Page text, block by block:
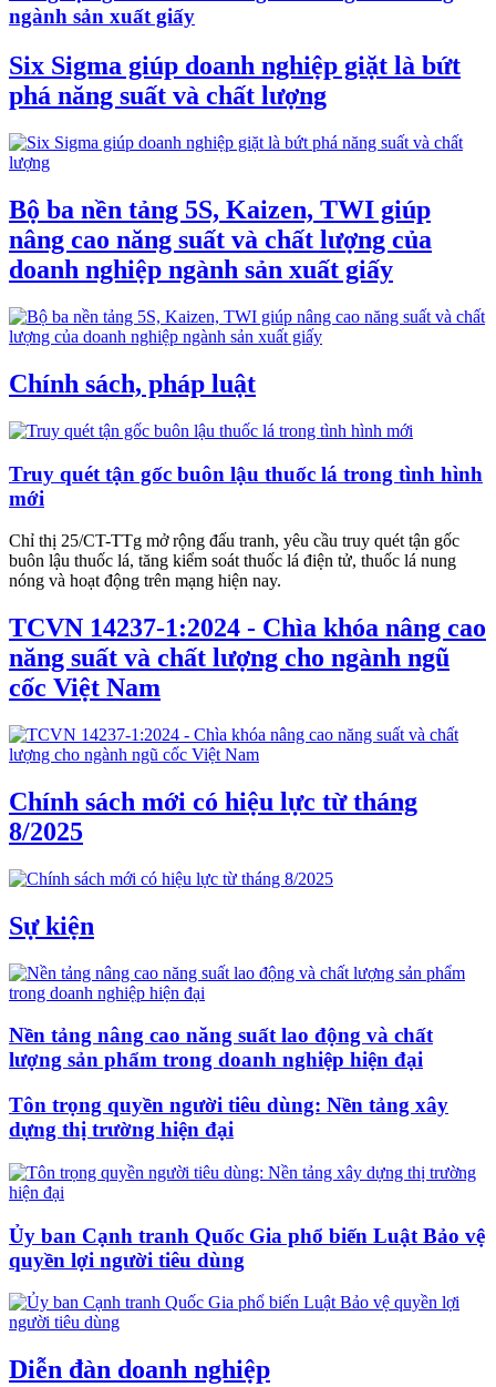
ngành sản xuất giấy
Six Sigma giúp doanh nghiệp giặt là bứt
phá năng suất và chất lượng
Bộ ba nền tảng 5S, Kaizen, TWI giúp
nâng cao năng suất và chất lượng của
doanh nghiệp ngành sản xuất giấy
Chính sách, pháp luật
Truy quét tận gốc buôn lậu thuốc lá trong tình hình
mới
Chỉ thị 25/CT-TTg mở rộng đấu tranh, yêu cầu truy quét tận gốc
buôn lậu thuốc lá, tăng kiểm soát thuốc lá điện tử, thuốc lá nung
nóng và hoạt động trên mạng hiện nay.
TCVN 14237-1:2024 - Chìa khóa nâng cao
năng suất và chất lượng cho ngành ngũ
cốc Việt Nam
Chính sách mới có hiệu lực từ tháng
8/2025
Sự kiện
Nền tảng nâng cao năng suất lao động và chất
lượng sản phẩm trong doanh nghiệp hiện đại
Tôn trọng quyền người tiêu dùng: Nền tảng xây
dựng thị trường hiện đại
Ủy ban Cạnh tranh Quốc Gia phổ biến Luật Bảo vệ
quyền lợi người tiêu dùng
Diễn đàn doanh nghiệp